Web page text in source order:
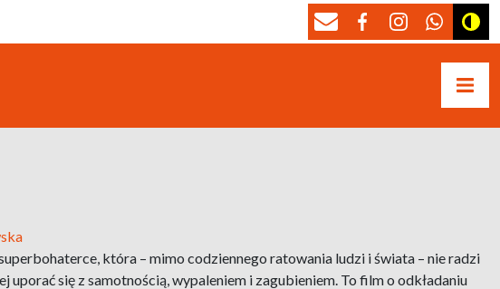
która – mimo codziennego ratowania ludzi i świata – nie radzi
uporać się z samotnością, wypaleniem i zagubieniem. To film o odkładaniu